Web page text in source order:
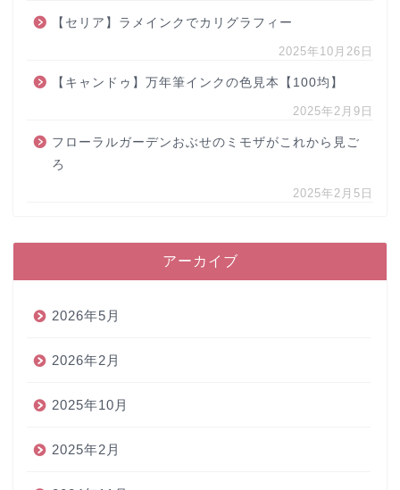
【セリア】ラメインクでカリグラフィー
2025年10月26日
【キャンドゥ】万年筆インクの色見本【100均】
2025年2月9日
フローラルガーデンおぶせのミモザがこれから見ご
ろ
2025年2月5日
アーカイブ
2026年5月
2026年2月
2025年10月
2025年2月